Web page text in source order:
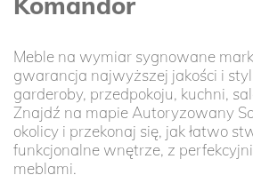
Meble na wymiar sygnowane
gwarancja najwyższej jakości i
garderoby, przedpokoju, kuchni,
Znajdź na mapie Autoryzowany
okolicy i przekonaj się, jak łatwo
funkcjonalne wnętrze, z
meblami.